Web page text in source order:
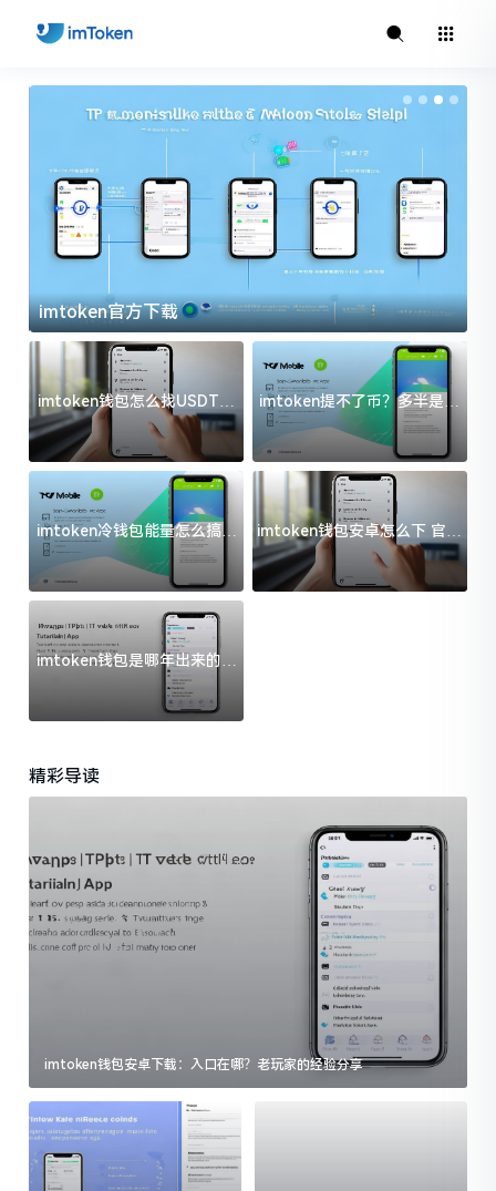
imtoken官方下载
imtoken钱包怎么找USDT地
址？三步搞定不踩坑
imtoken提不了币？多半是这
几件事没处理好
imtoken冷钱包能量怎么搞？
过来人告诉你门道
imtoken钱包安卓怎么下 官方
渠道避坑指南
imtoken钱包是哪年出来的？
一文给你说清楚
精彩导读
imtoken钱包安卓下载：入口在哪？老玩家的经验分享